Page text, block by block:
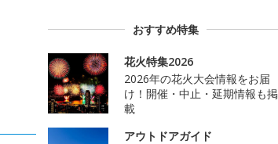
おすすめ特集
花火特集2026
2026年の花火大会情報をお届
け！開催・中止・延期情報も掲
載
アウトドアガイド